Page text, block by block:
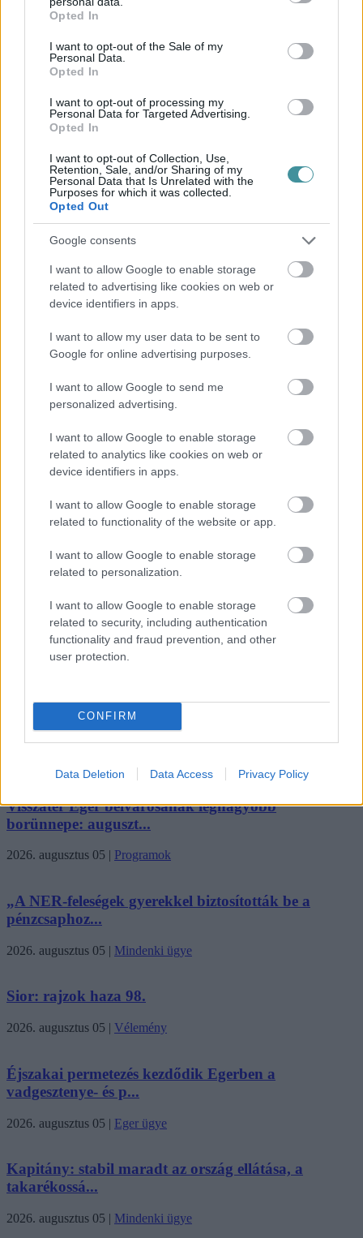
grant or deny consent to Google and its third-party tags to
use your data for below specified purposes in below Google
consent section.
Opted In
I want to opt-out of the Sale of my
Personal Data.
Opted In
I want to opt-out of processing my
Personal Data for Targeted Advertising.
Opted In
I want to opt-out of Collection, Use,
Retention, Sale, and/or Sharing of my
Personal Data that Is Unrelated with the
Purposes for which it was collected.
Opted Out
Google consents
I want to allow Google to enable storage
related to advertising like cookies on web or
device identifiers in apps.
I want to allow my user data to be sent to
Google for online advertising purposes.
I want to allow Google to send me
personalized advertising.
I want to allow Google to enable storage
related to analytics like cookies on web or
device identifiers in apps.
I want to allow Google to enable storage
related to functionality of the website or app.
I want to allow Google to enable storage
related to personalization.
I want to allow Google to enable storage
related to security, including authentication
functionality and fraud prevention, and other
user protection.
CONFIRM
Data Deletion Data Access Privacy Policy
Magyarországon a legmagasabb a rákkal összefüggő halálozás
az EU-ban.
tüdőrák és más, dohányzáshoz köthető rákbetegségek okozta
halálozást, de az országnak nagyok a hiányosságai a rák
megelőzése, felismerése és kezelése terén is. Jóllehet bizonyos
felismerés mind az életminőséget, mind az élettartamot javítja, e két
betegség tekintetében a szűrési arányok a legalacsonyabbak között
vannak az EU-ban.
A jelentés szerint Magyarország kevesebbet költ az egészségügyi
ellátásra mint a legtöbb uniós ország.Az egészségügyi ágazat
krónikusan alulfinanszírozott, és úgy tűnik, az egészségügy nem
kiemelt prioritás, amint azt az egészségügyi közkiadások viszonylag
alacsony részaránya is mutatja.
Az állam az egészségügyi kiadásoknak csak kétharmadát fedezi,
fizetett közvetlen lakossági hozzájárulás aránya (27 százalék)
pedig jóval magasabb az uniós átlagnál (16 százalék).
Az önrész magas szintje aránytalanul érinti az alacsony jövedelmű
csoportokat, és a háztartások magas arányának okoz katasztrofális
egészségügyi kiadásokat.
gyógyszerekre és gyógyászati segédeszközökre költik , amely
arány az egyik legmagasabb az EU-ban.
Ne maradjon le a legfrissebb hírekről, kövessen bennünket az
EGRI ÜGYEK Google Hírek oldalán!
Legfrissebb híreink
Katonai helikopterek segítik az oltást a
dédestapolcsányi...
Visszatér Eger belvárosának legnagyobb
borünnepe: auguszt...
2026. augusztus 05 | Programok
„A NER-feleségek gyerekkel biztosították be a
pénzcsaphoz...
2026. augusztus 05 | Mindenki ügye
Sior: rajzok haza 98.
2026. augusztus 05 | Vélemény
Éjszakai permetezés kezdődik Egerben a
vadgesztenye- és p...
2026. augusztus 05 | Eger ügye
Kapitány: stabil maradt az ország ellátása, a
takarékossá...
2026. augusztus 05 | Mindenki ügye